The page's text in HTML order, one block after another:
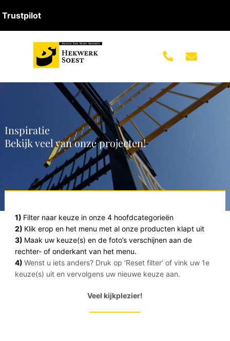
Trustpilot
Inspiratie
Bekijk veel van onze projecten!
1) Filter naar keuze in onze 4 hoofdcategorieën
2) Klik erop en het menu met al onze producten klapt uit
3) Maak uw keuze(s) en de foto’s verschijnen aan de
rechter- of onderkant van het menu.
4) Wenst u iets anders? Druk op ‘Reset filter’ of vink uw 1e
keuze(s) uit en vervolgens uw nieuwe keuze aan.
Veel kijkplezier!